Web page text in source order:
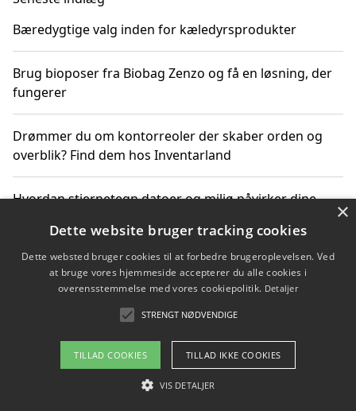
Bæredygtige valg inden for kæledyrsprodukter
Brug bioposer fra Biobag Zenzo og få en løsning, der
fungerer
Drømmer du om kontorreoler der skaber orden og
overblik? Find dem hos Inventarland
Hvordan stjernetegn datoer og miljø påvirker dine
Bæredygtige gadgets til en grønnere hverdag
Om / kontakt
Blog Betingelser
×
Dette website bruger tracking cookies
Dette websted bruger cookies til at forbedre brugeroplevelsen. Ved
at bruge vores hjemmeside accepterer du alle cookies i
overensstemmelse med vores cookiepolitik. Detaljer
STRENGT NØDVENDIGE
TILLAD COOKIES TILLAD IKKE COOKIES
VIS DETALJER